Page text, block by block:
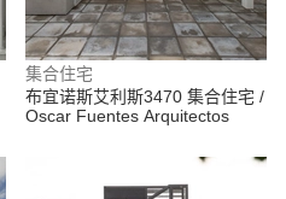
集合住宅
布宜诺斯艾利斯3470 集合住宅 /
Oscar Fuentes Arquitectos